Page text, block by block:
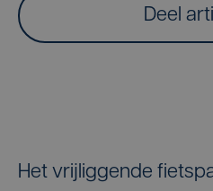
Deel
Het vrijliggende